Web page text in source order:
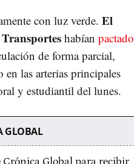
con luz verde. El
habían pactado
de forma parcial,
las arterias principales
y estudiantil del lunes.
GLOBAL
Global para recibir